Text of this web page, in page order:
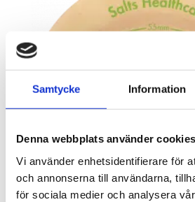
Samtycke Information
Denna webbplats använder cookies
Vi använder enhetsidentifierare för
och annonserna till användarna,
för sociala medier och analysera